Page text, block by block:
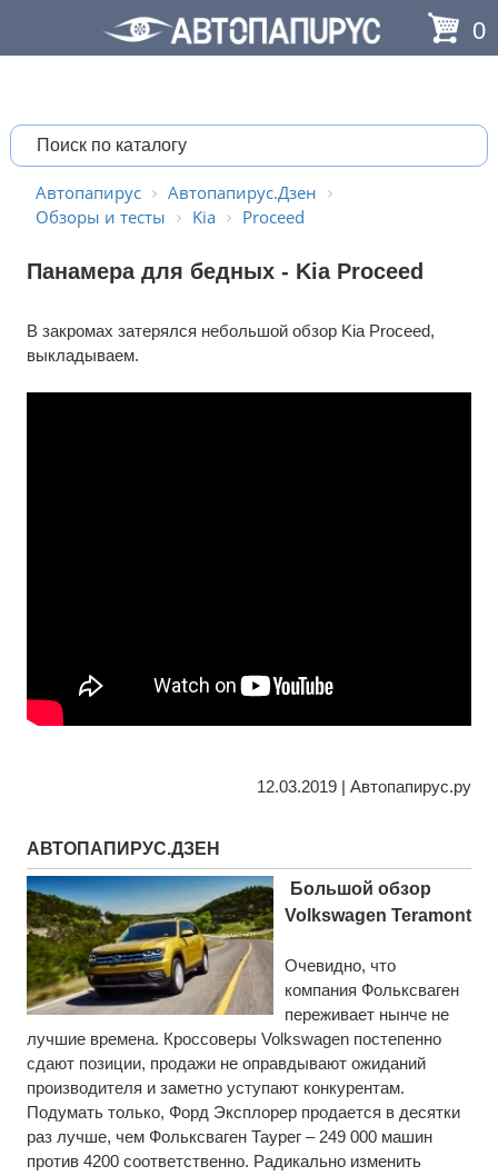
0
Автопапирус
Автопапирус.Дзен
Обзоры и тесты
Kia Proceed
Панамера для бедных - Kia Proceed
В закромах затерялся небольшой обзор Kia Proceed,
выкладываем.
12.03.2019 | Автопапирус.ру
АВТОПАПИРУС.ДЗЕН
Большой обзор
Volkswagen Teramont
Очевидно, что
компания Фольксваген
переживает нынче не
лучшие времена. Кроссоверы Volkswagen постепенно
сдают позиции, продажи не оправдывают ожиданий
производителя и заметно уступают конкурентам.
Подумать только, Форд Эксплорер продается в десятки
раз лучше, чем Фольксваген Таурег – 249 000 машин
против 4200 соответственно. Радикально изменить